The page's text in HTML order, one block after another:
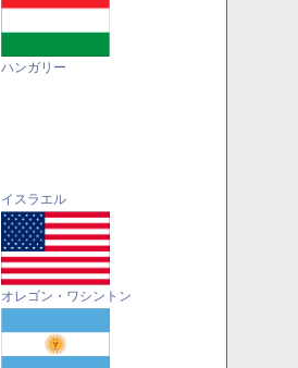
ハンガリー
イスラエル
オレゴン・ワシントン